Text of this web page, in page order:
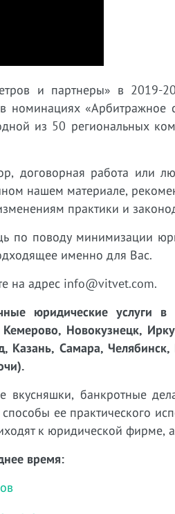
и партнеры» в 2019-
«Арбитражное
из 50 региональных
договорная работа или
нашем материале,
практики и
по поводу минимизации
именно для Вас.
на адрес info@vitvet.com.
юридические услуги
Новокузнецк,
Казань, Самара,
вкусняшки, банкротные
ее практического
к юридической фирме,
время: